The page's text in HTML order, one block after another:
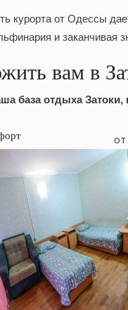
курорта от Одессы
и заканчивая
вам в
база отдыха Затоки,
от